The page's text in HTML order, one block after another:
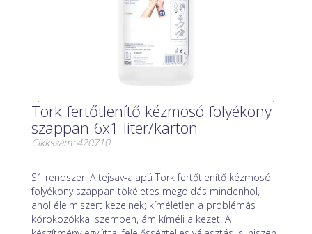
Tork fertőtlenítő kézmosó folyékony
szappan 6x1 liter/karton
Cikkszám: 420710
S1 rendszer. A tejsav-alapú Tork fertőtlenítő kézmosó
folyékony szappan tökéletes megoldás mindenhol,
ahol élelmiszert kezelnek; kíméletlen a problémás
kórokozókkal szemben, ám kíméli a kezet. A